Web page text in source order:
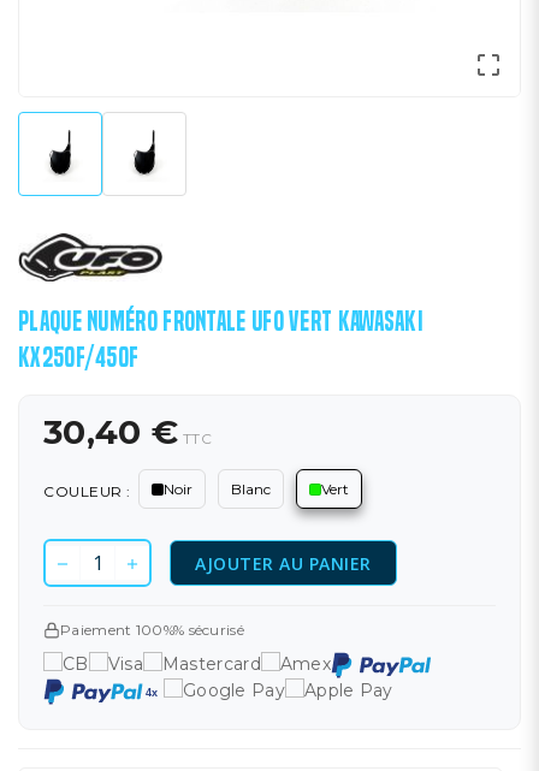

PLAQUE NUMÉRO FRONTALE UFO VERT KAWASAKI
KX250F/450F
30,40 € TTC
COULEUR : Noir Blanc Vert
AJOUTER AU PANIER
Paiement 100%% sécurisé